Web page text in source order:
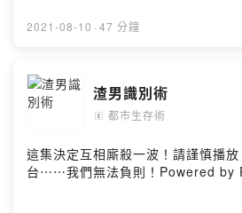
2021-08-10 · 47 分鐘
渣男識別術
🄴 都市生存術
這集決定互相廝殺一波！請謹慎播
台⋯⋯我們無法負則！Powered by